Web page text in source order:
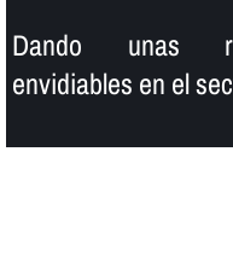
Dando unas
envidiables en el